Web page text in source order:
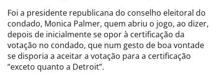
Foi a presidente republicana do conselho eleitoral do
condado, Monica Palmer, quem abriu o jogo, ao dizer,
depois de inicialmente se opor à certificação da
votação no condado, que num gesto de boa vontade
se disporia a aceitar a votação para a certificação
“exceto quanto a Detroit”.